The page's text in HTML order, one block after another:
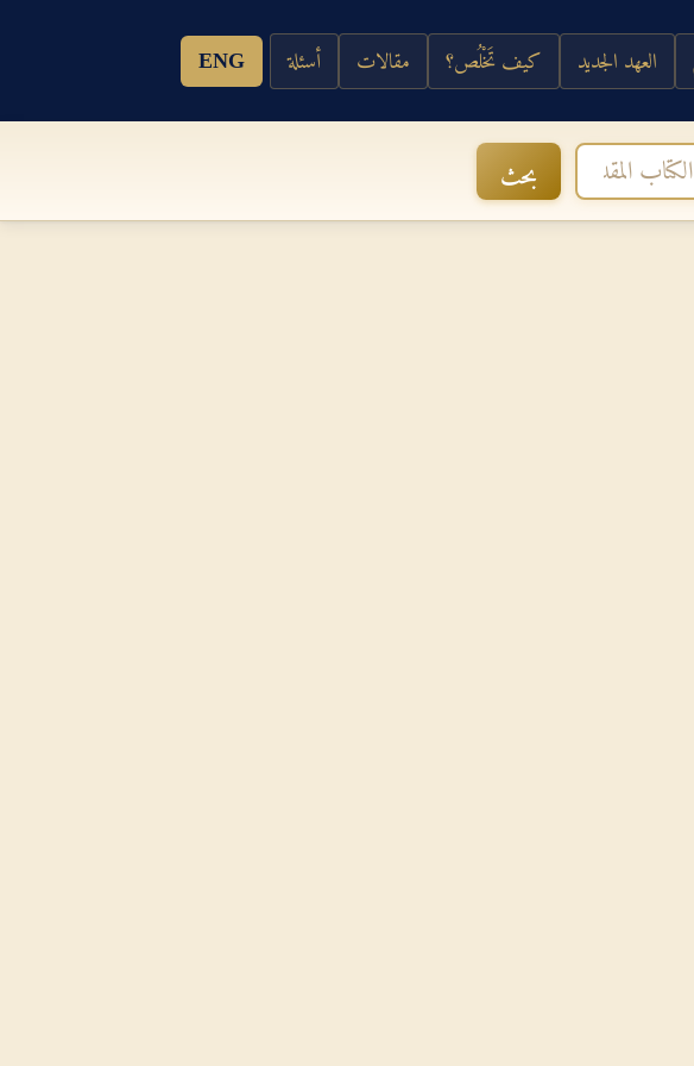
العهد الجديد كيف تَخْلُص؟ مقالات أسئلة ENG
بحث